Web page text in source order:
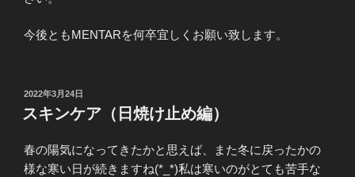
今後ともMENTARを何卒宜しくお願い致します。
投
稿
日:
2022年3月24日
スキンケア（日焼け止め編）
春の陽気になってきたかと思えば、また冬に戻ったかの
様な寒い日が続きますね(*_*)私は寒いのがとても苦手な